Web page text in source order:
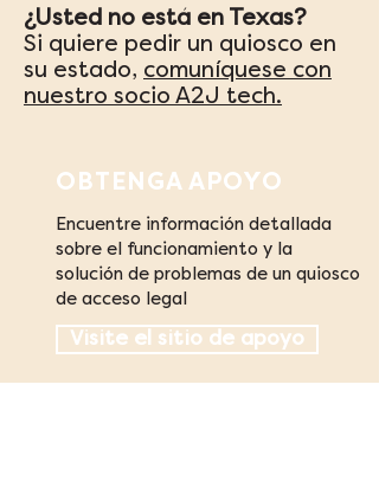
¿Usted no está en Texas?
Si quiere pedir un quiosco en
su estado, comuníquese con
nuestro socio A2J tech.
OBTENGA APOYO
Encuentre información detallada
sobre el funcionamiento y la
solución de problemas de un quiosco
de acceso legal
Visite el sitio de apoyo